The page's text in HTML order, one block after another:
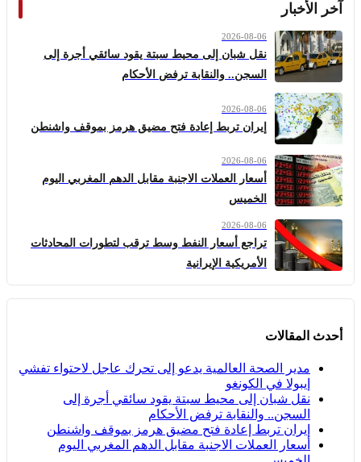
آخر الأخبار
2026-08-06
نقل شبان إلى محيط سبتة يقود سائقي أجرة إلى
السجن.. والنقابة ترفض الأحكام
2026-08-06
إيران تربط إعادة فتح مضيق هرمز بموقف واشنطن
2026-08-06
أسعار العملات الاجنبة مقابل الدهم المغربي اليوم
الخميس
2026-08-06
تراجع أسعار النفط وسط ترقب لتطورات المحادثات
الأمريكية الإيرانية
أحدث المقالات
مدير الصحة العالمية يدعو إلى تحرك عاجل لاحتواء تفشي
إيبولا في الكونغو
نقل شبان إلى محيط سبتة يقود سائقي أجرة إلى
السجن.. والنقابة ترفض الأحكام
إيران تربط إعادة فتح مضيق هرمز بموقف واشنطن
أسعار العملات الاجنبة مقابل الدهم المغربي اليوم